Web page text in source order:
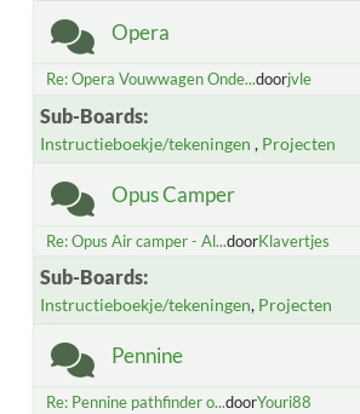
Opera
Re: Opera Vouwwagen Onde...doorjvle
Sub-Boards
Instructieboekje/tekeningen Projecten
Opus Camper
Re: Opus Air camper - Al...doorKlavertjes
Sub-Boards
Instructieboekje/tekeningen Projecten
Pennine
Re: Pennine pathfinder o...doorYouri88